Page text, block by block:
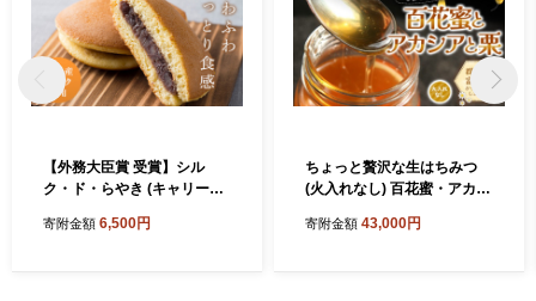
【外務大臣賞 受賞】シル
ク・ド・らやき (キャリー箱
どらやき 銘菓 まゆ菓優 田島
寄附金額 6,500円
ちょっと贅沢な生はちみつ
(火入れなし) 百花蜜・アカシ
寄附金額 43,000円